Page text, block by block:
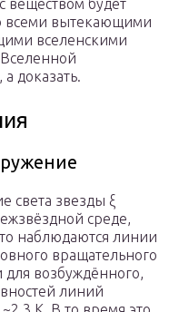
веществом будет
всеми вытекающими
вселенскими
доказать.
света звезды ξ
среде,
наблюдаются линии
вращательного
для возбуждённого,
линий